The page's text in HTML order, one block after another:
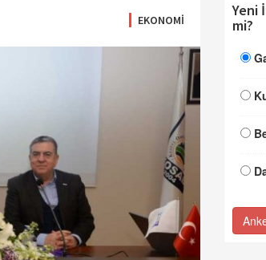
EKONOMİ
Yeni
mi?